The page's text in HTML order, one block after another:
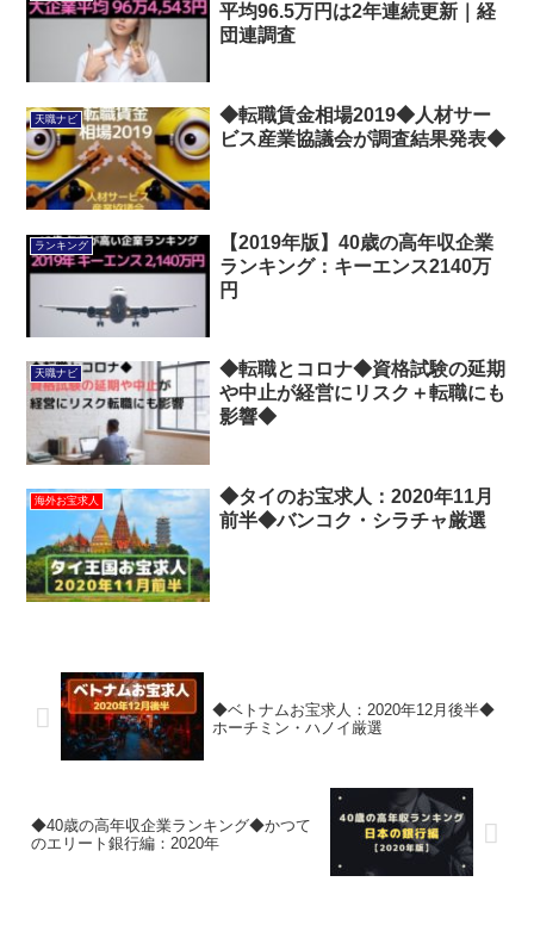
平均96.5万円は2年連続更新｜経
団連調査
天職ナビ
◆転職賃金相場2019◆人材サー
ビス産業協議会が調査結果発表◆
ランキング
【2019年版】40歳の高年収企業
ランキング：キーエンス2140万
円
天職ナビ
◆転職とコロナ◆資格試験の延期
や中止が経営にリスク＋転職にも
影響◆
海外お宝求人
◆タイのお宝求人：2020年11月
前半◆バンコク・シラチャ厳選
◆ベトナムお宝求人：2020年12月後半◆
ホーチミン・ハノイ厳選
◆40歳の高年収企業ランキング◆かつて
のエリート銀行編：2020年